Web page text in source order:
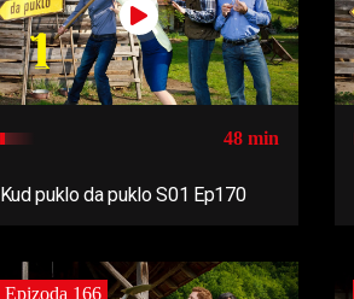
48 min
Kud puklo da puklo S01 Ep170
Epizoda 166